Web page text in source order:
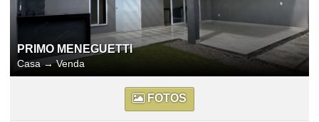
PRIMO MENEGUETTI
Casa→Venda
FOTOS